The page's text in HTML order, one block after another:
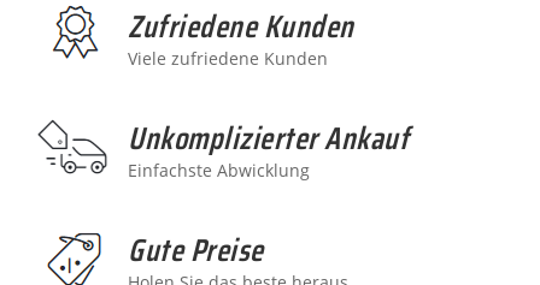
Zufriedene Kunden
Viele zufriedene Kunden
Unkomplizierter Ankauf
Einfachste Abwicklung
Gute Preise